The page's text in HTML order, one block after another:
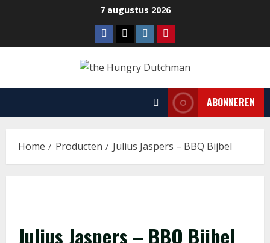
7 augustus 2026
Facebook
TiktokInstagramPinterest
ABONNEREN
Home Producten Julius Jaspers – BBQ Bijbel
Julius Jaspers – BBQ Bijbel